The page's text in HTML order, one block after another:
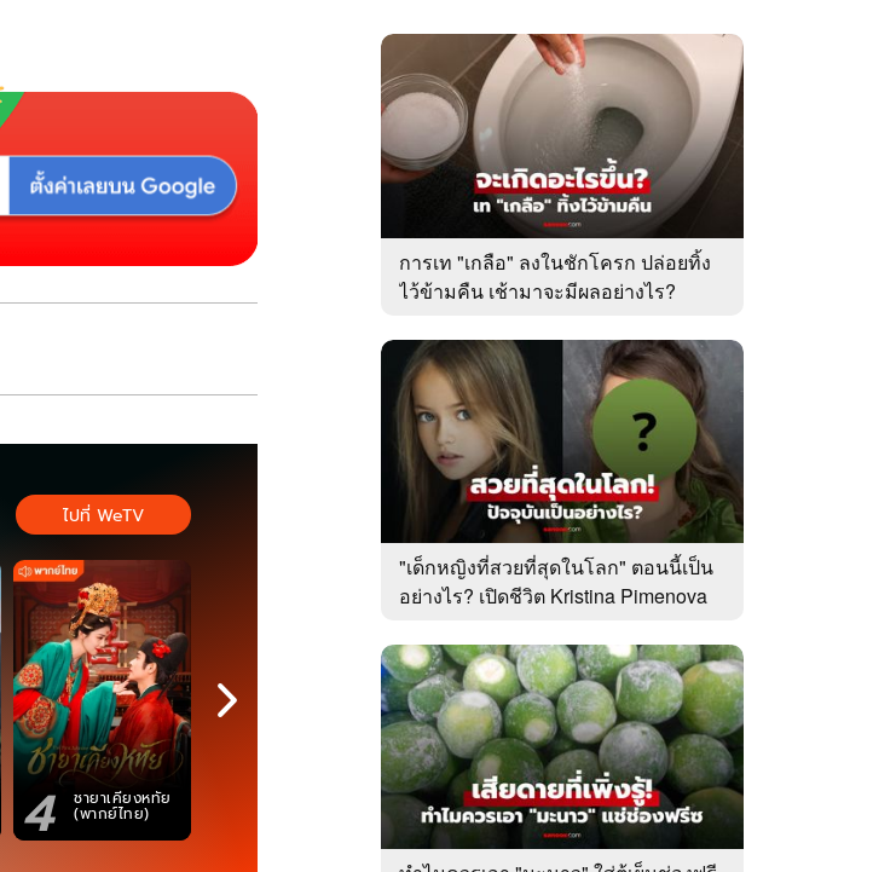
4 ชายาเคียงหทัย
(พากย์ไทย) 5 6 หากวินาทีนั้นไม่
พบเธอ 7 หากวินาทีนั้นไม่
พบเธอ (พากย์
ไทย)
ไปที่ WeTV
การเท "เกลือ" ลงในชักโครก ปล่อยทิ้ง
ไว้ข้ามคืน เช้ามาจะมีผลอย่างไร?
"เด็กหญิงที่สวยที่สุดในโลก" ตอนนี้เป็น
อย่างไร? เปิดชีวิต Kristina Pimenova